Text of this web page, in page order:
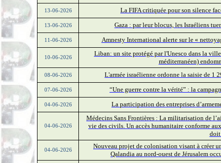
13-06-2026 La FIFA critiquée pour son silence
13-06-2026 Gaza : par leur blocus, les Israéliens
11-06-2026 Amnesty International alerte sur le «
10-06-2026
Liban: un site protégé par l'Unesco dans la
méditerranéen)
08-06-2026 L'armée israélienne ordonne la saisie de 1
07-06-2026 “Une guerre contre la vérité” : la
04-06-2026 La participation des entreprises
04-06-2026
Médecins Sans Frontières : La militarisation de
vie des civils. Un accès humanitaire conforme
doit
04-06-2026
Nouveau projet de colonisation visant à créer
Qalandia au nord-ouest de Jérusalem